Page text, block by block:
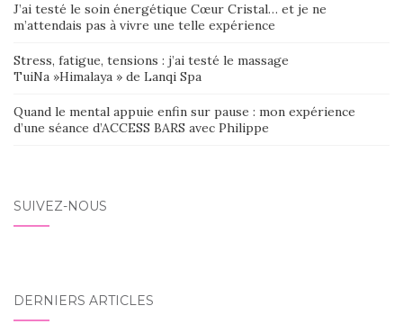
J’ai testé le soin énergétique Cœur Cristal… et je ne
m’attendais pas à vivre une telle expérience
Stress, fatigue, tensions : j’ai testé le massage
TuiNa »Himalaya » de Lanqi Spa
Quand le mental appuie enfin sur pause : mon expérience
d’une séance d’ACCESS BARS avec Philippe
SUIVEZ-NOUS
DERNIERS ARTICLES